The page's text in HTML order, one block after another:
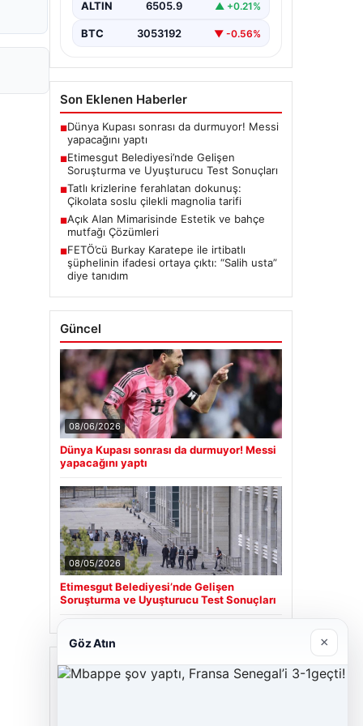
seriyor. Soruşturma kapsamında,…
ALTIN 6505.9 ▲ +0.21%
BTC 3053192 ▼ -0.56%
Son Eklenen Haberler
■Dünya Kupası sonrası da durmuyor! Messi
yapacağını yaptı
■Etimesgut Belediyesi’nde Gelişen
Soruşturma ve Uyuşturucu Test Sonuçları
■Tatlı krizlerine ferahlatan dokunuş:
Çikolata soslu çilekli magnolia tarifi
■Açık Alan Mimarisinde Estetik ve bahçe
mutfağı Çözümleri
■FETÖ’cü Burkay Karatepe ile irtibatlı
şüphelinin ifadesi ortaya çıktı: “Salih usta”
diye tanıdım
Güncel
08/06/2026
Dünya Kupası sonrası da durmuyor! Messi
yapacağını yaptı
08/05/2026
Etimesgut Belediyesi’nde Gelişen
Soruşturma ve Uyuşturucu Test Sonuçları
Son Eklenen Firmalar
Göz Atın ×